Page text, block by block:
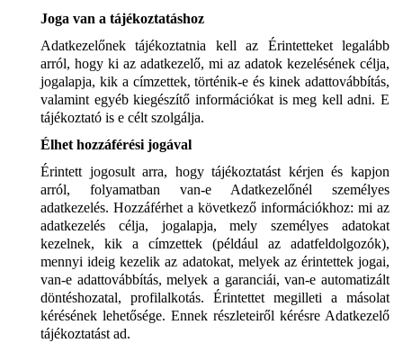
Joga van a tájékoztatáshoz
Adatkezelőnek tájékoztatnia kell az Érintetteket legalább
arról, hogy ki az adatkezelő, mi az adatok kezelésének célja,
jogalapja, kik a címzettek, történik-e és kinek adattovábbítás,
valamint egyéb kiegészítő információkat is meg kell adni. E
tájékoztató is e célt szolgálja.
Élhet hozzáférési jogával
Érintett jogosult arra, hogy tájékoztatást kérjen és kapjon
arról, folyamatban van-e Adatkezelőnél személyes
adatkezelés. Hozzáférhet a következő információkhoz: mi az
adatkezelés célja, jogalapja, mely személyes adatokat
kezelnek, kik a címzettek (például az adatfeldolgozók),
mennyi ideig kezelik az adatokat, melyek az érintettek jogai,
van-e adattovábbítás, melyek a garanciái, van-e automatizált
döntéshozatal, profilalkotás. Érintettet megilleti a másolat
kérésének lehetősége. Ennek részleteiről kérésre Adatkezelő
tájékoztatást ad.